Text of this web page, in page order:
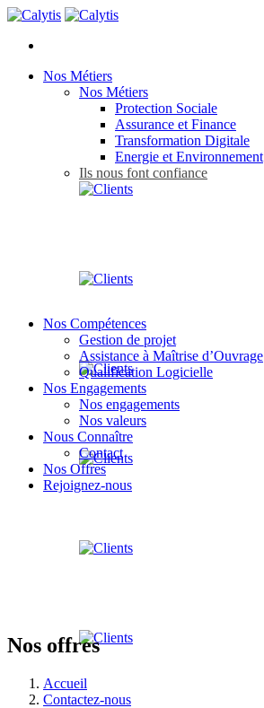
Nos Métiers
Nos Métiers
Protection Sociale
Assurance et Finance
Transformation Digitale
Energie et Environnement
Ils nous font confiance
Nos Compétences
Gestion de projet
Assistance à Maîtrise d’Ouvrage
Qualification Logicielle
Nos Engagements
Nos engagements
Nos valeurs
Nous Connaître
Contact
Nos Offres
Rejoignez-nous
Nos offres
Accueil
Contactez-nous